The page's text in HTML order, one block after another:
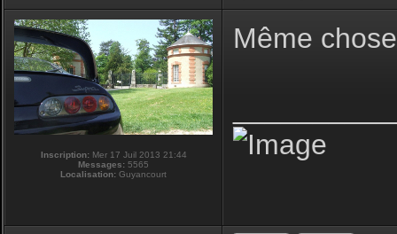
Inscription:Mer 17 Juil 2013 21:44
Messages: 5565
Localisation: Guyancourt
Même